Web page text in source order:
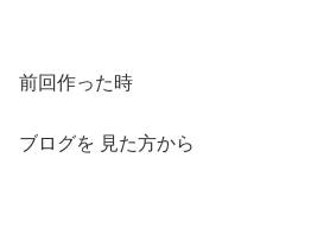
前回作った時
ブログを 見た方から